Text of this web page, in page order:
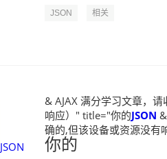
JSON 相关
JSON
& AJAX 满分学习文章，
响应）" title="你的JSON
确的,但该设备或资源没
你的